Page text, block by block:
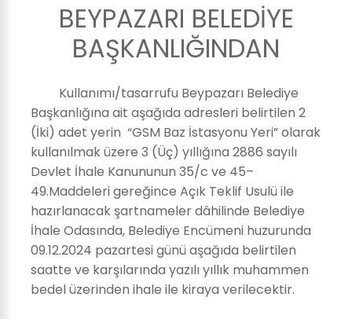
BEYPAZARI BELEDİYE
BAŞKANLIĞINDAN
Kullanımı/tasarrufu Beypazarı Belediye
Başkanlığına ait aşağıda adresleri belirtilen 2
(İki) adet yerin “GSM Baz İstasyonu Yeri” olarak
kullanılmak üzere 3 (Üç) yıllığına 2886 sayılı
Devlet İhale Kanununun 35/c ve 45–
49.Maddeleri gereğince Açık Teklif Usulü ile
hazırlanacak şartnameler dâhilinde Belediye
İhale Odasında, Belediye Encümeni huzurunda
09.12.2024 pazartesi günü aşağıda belirtilen
saatte ve karşılarında yazılı yıllık muhammen
bedel üzerinden ihale ile kiraya verilecektir.